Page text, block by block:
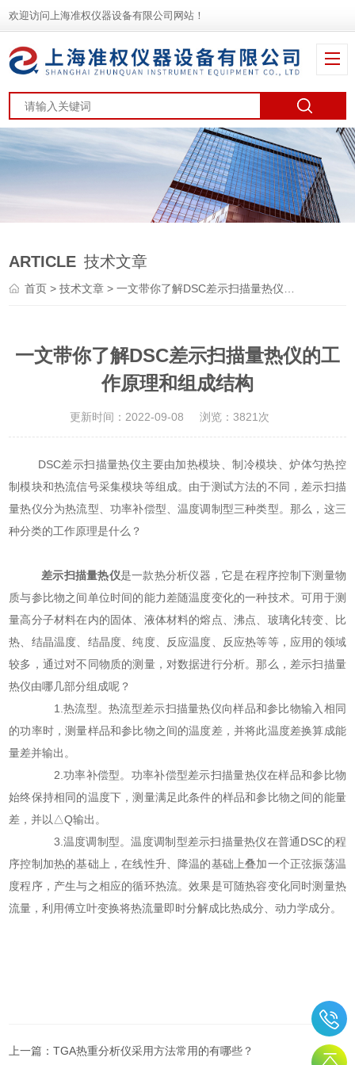
欢迎访问上海准权仪器设备有限公司网站！
ARTICLE 技术文章
首页 >技术文章 > 一文带你了解DSC差示扫描量热仪的工作原理和组成结构
一文带你了解DSC差示扫描量热仪的工
作原理和组成结构
更新时间：2022-09-08 浏览：3821次
DSC差示扫描量热仪主要由加热模块、制冷模块、炉体匀热控
制模块和热流信号采集模块等组成。由于测试方法的不同，差示扫描
量热仪分为热流型、功率补偿型、温度调制型三种类型。那么，这三
种分类的工作原理是什么？
差示扫描量热仪是一款热分析仪器，它是在程序控制下测量物
质与参比物之间单位时间的能力差随温度变化的一种技术。可用于测
量高分子材料在内的固体、液体材料的熔点、沸点、玻璃化转变、比
热、结晶温度、结晶度、纯度、反应温度、反应热等等，应用的领域
较多，通过对不同物质的测量，对数据进行分析。那么，差示扫描量
热仪由哪几部分组成呢？
1.热流型。热流型差示扫描量热仪向样品和参比物输入相同
的功率时，测量样品和参比物之间的温度差，并将此温度差换算成能
量差并输出。
2.功率补偿型。功率补偿型差示扫描量热仪在样品和参比物
始终保持相同的温度下，测量满足此条件的样品和参比物之间的能量
差，并以△Q输出。
3.温度调制型。温度调制型差示扫描量热仪在普通DSC的程
序控制加热的基础上，在线性升、降温的基础上叠加一个正弦振荡温
度程序，产生与之相应的循环热流。效果是可随热容变化同时测量热
流量，利用傅立叶变换将热流量即时分解成比热成分、动力学成分。
上一篇：TGA热重分析仪采用方法常用的有哪些？